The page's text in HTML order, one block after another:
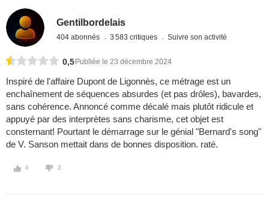
Gentilbordelais
404 abonnés 3 583 critiques Suivre son activité
0,5 Publiée le 23 décembre 2024
Inspiré de l'affaire Dupont de Ligonnès, ce métrage est un
enchaînement de séquences absurdes (et pas drôles), bavardes,
sans cohérence. Annoncé comme décalé mais plutôt ridicule et
appuyé par des interprètes sans charisme, cet objet est
consternant! Pourtant le démarrage sur le génial "Bernard's song"
de V. Sanson mettait dans de bonnes disposition. raté.
0 2